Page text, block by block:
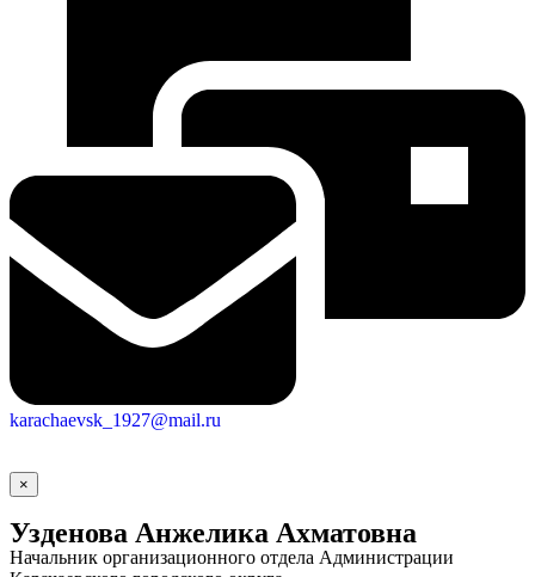
karachaevsk_1927@mail.ru
×
Узденова Анжелика Ахматовна
Начальник организационного отдела Администрации